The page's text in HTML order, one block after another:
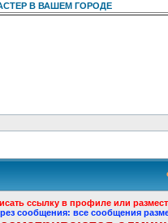
В ВАШЕМ ГОРОДЕ
ссылку в профиле или
сообщения: все сообщения